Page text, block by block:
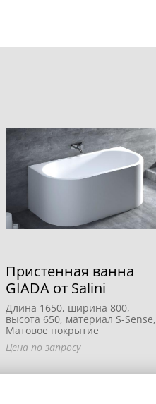
Пристенная ванна
GIADA от Salini
Длина 1650, ширина 800,
высота 650, материал S-Sense,
Матовое покрытие
Цена по запросу